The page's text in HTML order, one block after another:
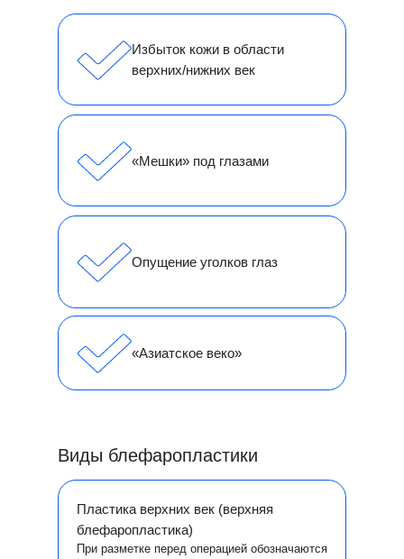
Избыток кожи в области
верхних/нижних век
«Мешки» под глазами
Опущение уголков глаз
«Азиатское веко»
Виды блефаропластики
Пластика верхних век (верхняя
блефаропластика)
При разметке перед операцией обозначаются